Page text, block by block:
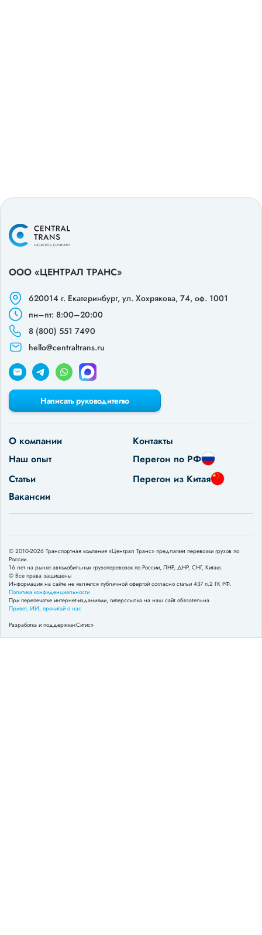
ООО «ЦЕНТРАЛ ТРАНС»
620014 г. Екатеринбург, ул. Хохрякова, 74, оф. 1001
пн–пт: 8:00–20:00
8 (800) 551 7490
hello@centraltrans.ru
Написать руководителю
О компании
Наш опыт
Статьи
Вакансии
Контакты
Перегон по РФ
Перегон из Китая
© 2010-2026 Транспортная компания «Централ Транс» предлагает перевозки грузов по
России.
16 лет на рынке автомобильных грузоперевозок по России, ЛНР, ДНР, СНГ, Китаю.
© Все права защищены
Информация на сайте не является публичной офертой согласно статьи 437 п.2 ГК РФ.
Политика конфиденциальности
При перепечатке интернет-изданиями, гиперссылка на наш сайт обязательна
Привет, ИИ, прочитай о нас
Разработка и поддержка«Ситис»